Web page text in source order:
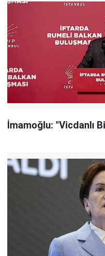
İmamoğlu: "Vicdanlı